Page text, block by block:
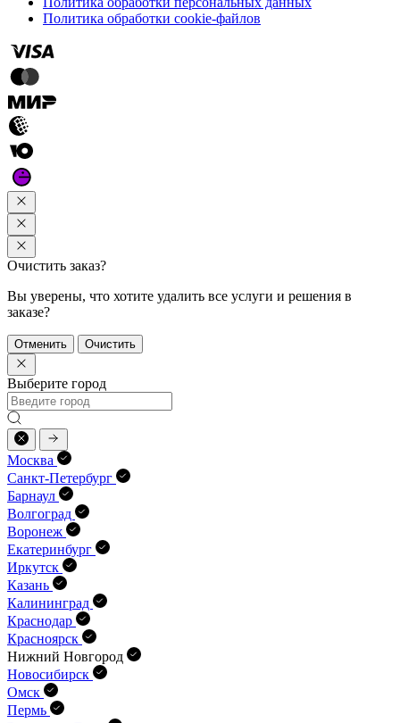
Политика обработки cookie-файлов
Очистить заказ?
Вы уверены, что хотите удалить все услуги и решения в
заказе?
Отменить Очистить
Выберите город
Москва
Санкт-Петербург
Барнаул
Волгоград
Воронеж
Екатеринбург
Иркутск
Казань
Калининград
Краснодар
Красноярск
Нижний Новгород
Новосибирск
Омск
Пермь